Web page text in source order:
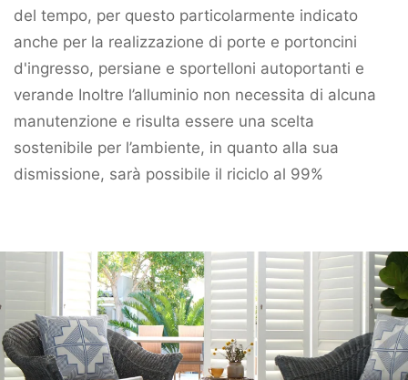
del tempo, per questo particolarmente indicato
anche per la realizzazione di porte e portoncini
d'ingresso, persiane e sportelloni autoportanti e
verande Inoltre l’alluminio non necessita di alcuna
manutenzione e risulta essere una scelta
sostenibile per l’ambiente, in quanto alla sua
dismissione, sarà possibile il riciclo al 99%